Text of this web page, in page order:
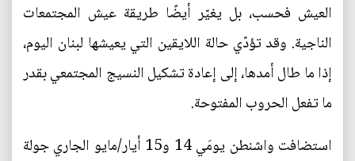
العيش فحسب، بل يغيّر أيضًا طريقة عيش المجتمعات
الناجية. وقد تؤدّي حالة اللايقين التي يعيشها لبنان اليوم،
إذا ما طال أمدها، إلى إعادة تشكيل النسيج المجتمعي بقدر
ما تفعل الحروب المفتوحة.
استضافت واشنطن يومَي 14 و15 أيار/مايو الجاري جولة